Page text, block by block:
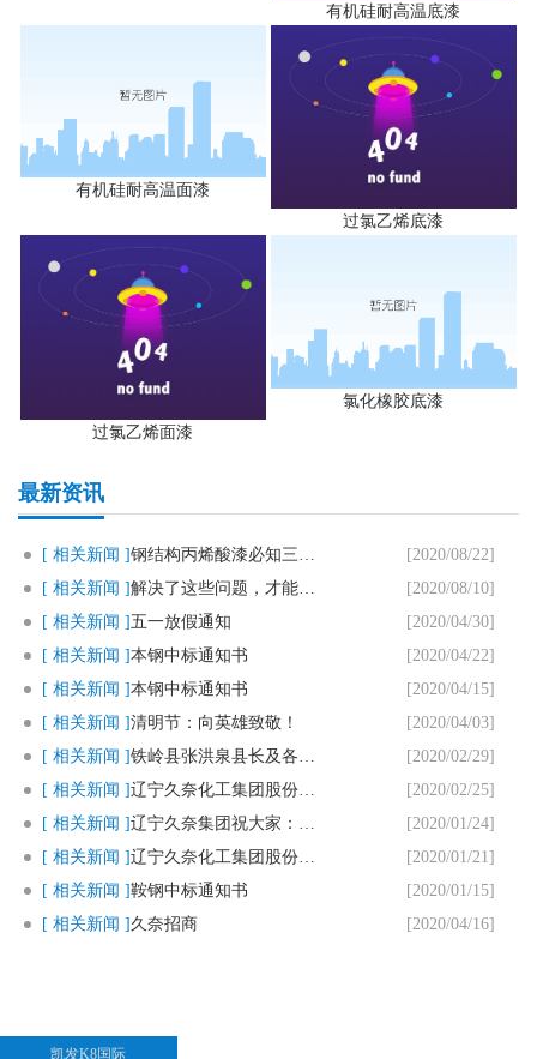
有机硅耐高温底漆
有机硅耐高温面漆
过氯乙烯底漆
过氯乙烯面漆
氯化橡胶底漆
最新资讯
[ 相关新闻 ]
[2020/08/22]
[ 相关新闻 ]
[2020/08/10]
[ 相关新闻 ] 五一放假通知
[2020/04/30]
[ 相关新闻 ]本钢中标通知书
[2020/04/22]
[ 相关新闻 ]本钢中标通知书
[2020/04/15]
[ 相关新闻 ]清明节：向英雄致敬！
[2020/04/03]
[ 相关新闻 ]
[2020/02/29]
[ 相关新闻 ]
[2020/02/25]
[ 相关新闻 ]
[2020/01/24]
[ 相关新闻 ]
[2020/01/21]
[ 相关新闻 ]鞍钢中标通知书
[2020/01/15]
[ 相关新闻 ] 久奈招商 [2020/04/16]
凯发K8国际